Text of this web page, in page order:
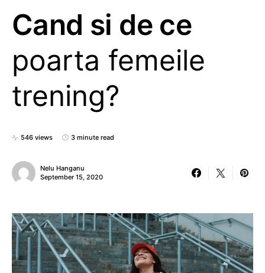
Cand si de ce
poarta femeile
trening?
546 views 3 minute read
Nelu Hanganu
September 15, 2020